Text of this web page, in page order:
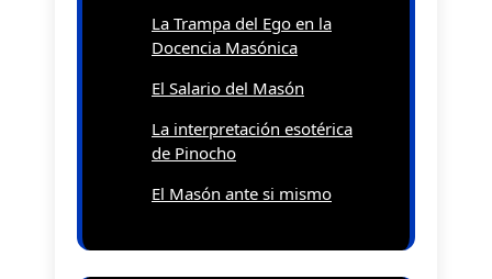
La Trampa del Ego en la
Docencia Masónica
El Salario del Masón
La interpretación esotérica
de Pinocho
El Masón ante si mismo